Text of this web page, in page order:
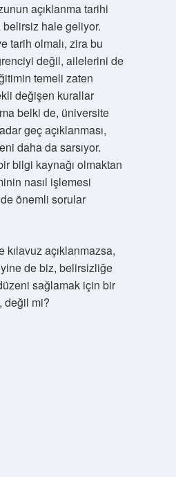
açıklanma tarihi
belirsiz hale geliyor.
tarih olmalı, zira bu
değil, ailelerini de
temeli zaten
değişen kurallar
belki de, üniversite
geç açıklanması,
daha da sarsıyor.
bilgi kaynağı olmaktan
nasıl işlemesi
önemli sorular
kılavuz açıklanmazsa,
yine de biz, belirsizliğe
sağlamak için bir
değil mi?